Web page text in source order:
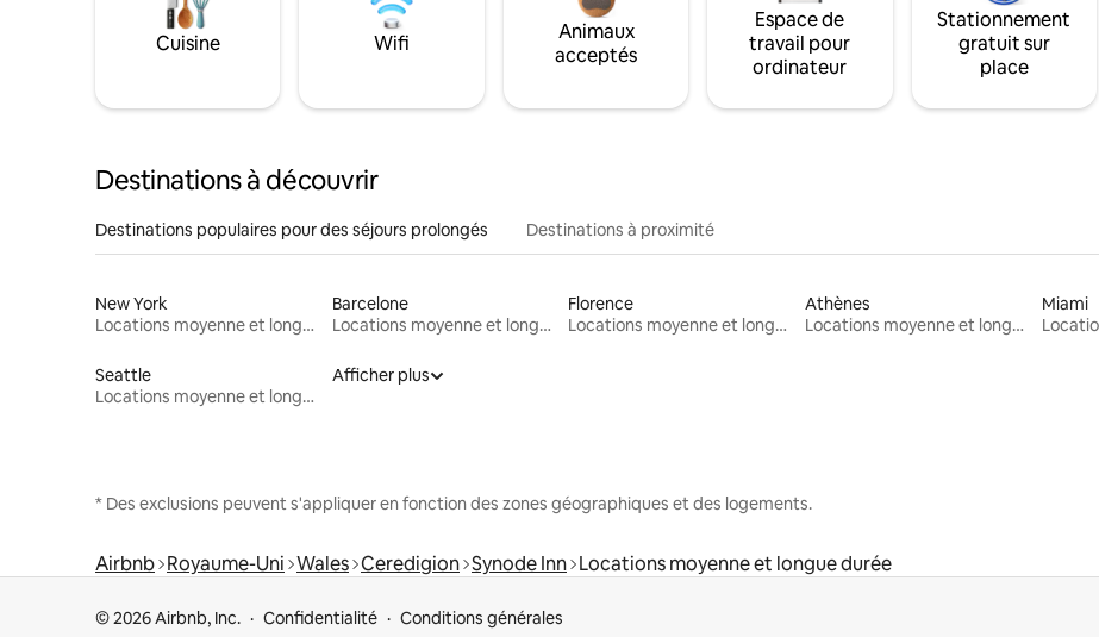
Cuisine Wifi
Animaux
acceptés
Espace de
travail pour
ordinateur
Stationnement
gratuit sur
place
Destinations à découvrir
Destinations populaires pour des séjours prolongés Destinations à proximité
New York
Locations moyenne et longue durée
Barcelone
Locations moyenne et longue durée
Florence
Locations moyenne et longue durée
Athènes
Locations moyenne et longue durée
Miami
Seattle
Locations moyenne et longue durée
Afficher plus
* Des exclusions peuvent s'appliquer en fonction des zones géographiques et des logements.
Airbnb Royaume-Uni Wales Ceredigion Synode Inn Locations moyenne et longue durée
© 2026 Airbnb, Inc. Confidentialité Conditions générales